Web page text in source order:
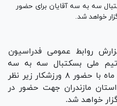
سه به سه آقایان برای حضور
خواهد شد.
روابط عمومی فدراسیون
تیم ملی بسکتبال سه به سه
آقایان از روز شنبه ۸ فروردین ماه با حضور ۸ ورزشکار زیر نظر
مازندران جهت حضور در
خواهد شد.